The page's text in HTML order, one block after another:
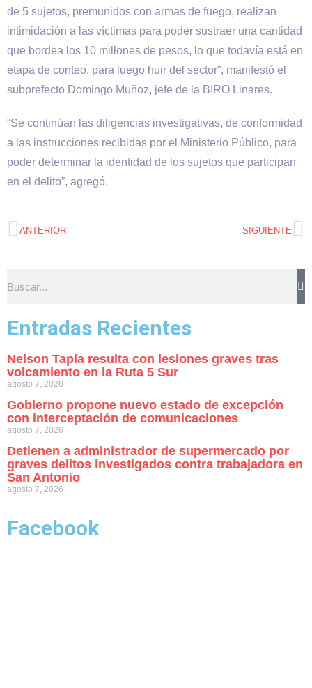
de 5 sujetos, premunidos con armas de fuego, realizan
intimidación a las víctimas para poder sustraer una cantidad
que bordea los 10 millones de pesos, lo que todavía está en
etapa de conteo, para luego huir del sector”, manifestó el
subprefecto Domingo Muñoz, jefe de la BIRO Linares.
“Se continúan las diligencias investigativas, de conformidad
a las instrucciones recibidas por el Ministerio Público, para
poder determinar la identidad de los sujetos que participan
en el delito”, agregó.
ANTERIOR SIGUIENTE
Entradas Recientes
Nelson Tapia resulta con lesiones graves tras
volcamiento en la Ruta 5 Sur
agosto 7, 2026
Gobierno propone nuevo estado de excepción
con interceptación de comunicaciones
agosto 7, 2026
Detienen a administrador de supermercado por
graves delitos investigados contra trabajadora en
San Antonio
agosto 7, 2026
Facebook